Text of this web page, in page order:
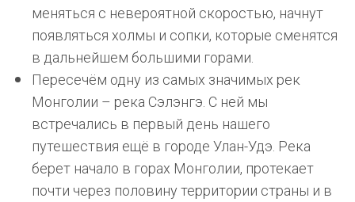
меняться с невероятной скоростью, начнут
появляться холмы и сопки, которые сменятся
в дальнейшем большими горами.
Пересечём одну из самых значимых рек
Монголии – река Сэлэнгэ. С ней мы
встречались в первый день нашего
путешествия ещё в городе Улан-Удэ. Река
берет начало в горах Монголии, протекает
почти через половину территории страны и в